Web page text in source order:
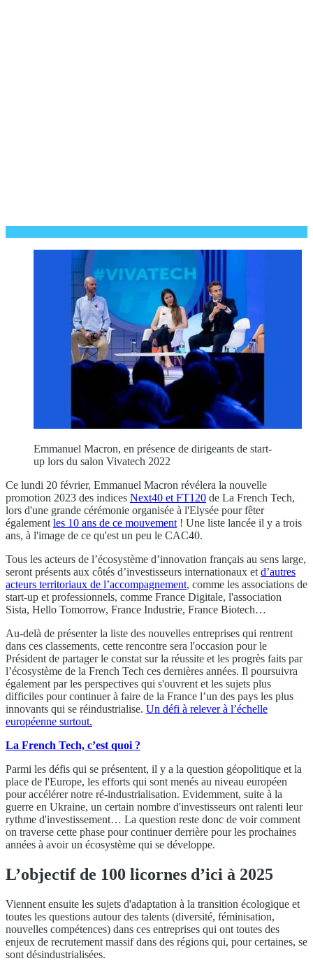
Emmanuel Macron, en présence de dirigeants de start-
up lors du salon Vivatech 2022
Ce lundi 20 février, Emmanuel Macron révélera la nouvelle
promotion 2023 des indices Next40 et FT120 de La French Tech,
lors d'une grande cérémonie organisée à l'Elysée pour fêter
également les 10 ans de ce mouvement ! Une liste lancée il y a trois
ans, à l'image de ce qu'est un peu le CAC40.
Tous les acteurs de l’écosystème d’innovation français au sens large,
seront présents aux côtés d’investisseurs internationaux et d’autres
acteurs territoriaux de l’accompagnement, comme les associations de
start-up et professionnels, comme France Digitale, l'association
Sista, Hello Tomorrow, France Industrie, France Biotech…
Au-delà de présenter la liste des nouvelles entreprises qui rentrent
dans ces classements, cette rencontre sera l'occasion pour le
Président de partager le constat sur la réussite et les progrès faits par
l’écosystème de la French Tech ces dernières années. Il poursuivra
également par les perspectives qui s'ouvrent et les sujets plus
difficiles pour continuer à faire de la France l’un des pays les plus
innovants qui se réindustrialise. Un défi à relever à l’échelle
européenne surtout.
La French Tech, c’est quoi ?
Parmi les défis qui se présentent, il y a la question géopolitique et la
place de l'Europe, les efforts qui sont menés au niveau européen
pour accélérer notre ré-industrialisation. Evidemment, suite à la
guerre en Ukraine, un certain nombre d'investisseurs ont ralenti leur
rythme d'investissement… La question reste donc de voir comment
on traverse cette phase pour continuer derrière pour les prochaines
années à avoir un écosystème qui se développe.
L’objectif de 100 licornes d’ici à 2025
Viennent ensuite les sujets d'adaptation à la transition écologique et
toutes les questions autour des talents (diversité, féminisation,
nouvelles compétences) dans ces entreprises qui ont toutes des
enjeux de recrutement massif dans des régions qui, pour certaines, se
sont désindustrialisées.